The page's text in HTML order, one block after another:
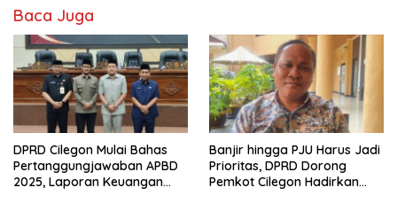
Baca Juga
DPRD Cilegon Mulai Bahas
Pertanggungjawaban APBD
2025, Laporan Keuangan
Banjir hingga PJU Harus Jadi
Prioritas, DPRD Dorong
Pemkot Cilegon Hadirkan